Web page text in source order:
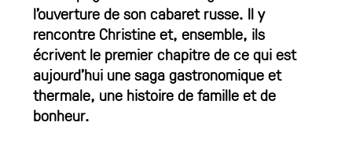
l’ouverture de son cabaret russe. Il y
rencontre Christine et, ensemble, ils
écrivent le premier chapitre de ce qui est
aujourd’hui une saga gastronomique et
thermale, une histoire de famille et de
bonheur.